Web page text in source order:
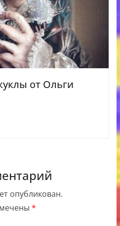
от Ольги
опубликован.
*